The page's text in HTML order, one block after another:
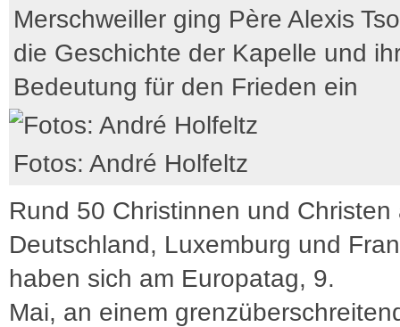
Merschweiller ging Père Alexis
die Geschichte der Kapelle und
Bedeutung für den Frieden ein
Fotos: André Holfeltz
Rund 50 Christinnen und Christen
Deutschland, Luxemburg und
haben sich am Europatag, 9.
Mai, an einem